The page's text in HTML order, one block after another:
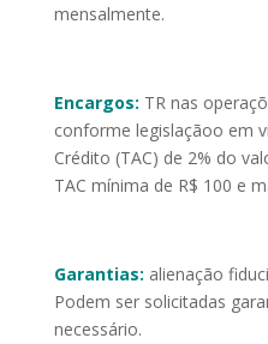
mensalmente.
Encargos: TR nas
conforme legislaçãoo em
Crédito (TAC) de 2% do
TAC mínima de R$ 100 e
Garantias: alienação
Podem ser solicitadas
necessário.